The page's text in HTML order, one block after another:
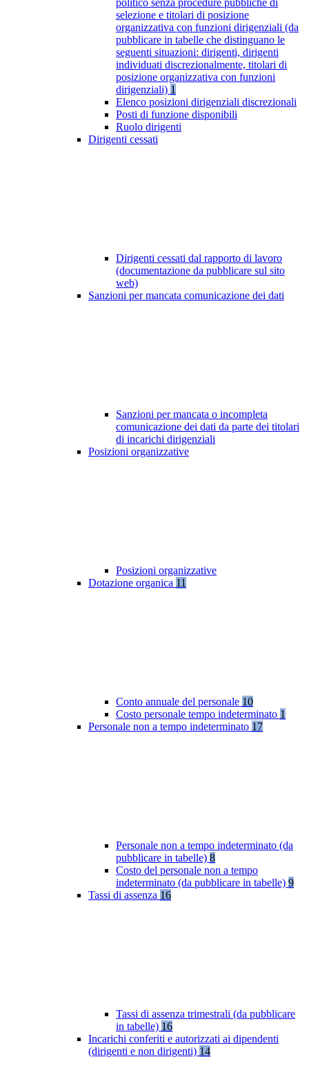
politico senza procedure pubbliche di
selezione e titolari di posizione
organizzativa con funzioni dirigenziali (da
pubblicare in tabelle che distinguano le
seguenti situazioni: dirigenti, dirigenti
individuati discrezionalmente, titolari di
posizione organizzativa con funzioni
dirigenziali) 1
Elenco posizioni dirigenziali discrezionali
Posti di funzione disponibili
Ruolo dirigenti
Dirigenti cessati
Dirigenti cessati dal rapporto di lavoro
(documentazione da pubblicare sul sito
web)
Sanzioni per mancata comunicazione dei dati
Sanzioni per mancata o incompleta
comunicazione dei dati da parte dei titolari
di incarichi dirigenziali
Posizioni organizzative
Posizioni organizzative
Dotazione organica 11
Conto annuale del personale 10
Costo personale tempo indeterminato 1
Personale non a tempo indeterminato 17
Personale non a tempo indeterminato (da
pubblicare in tabelle) 8
Costo del personale non a tempo
indeterminato (da pubblicare in tabelle) 9
Tassi di assenza 16
Tassi di assenza trimestrali (da pubblicare
in tabelle) 16
Incarichi conferiti e autorizzati ai dipendenti
(dirigenti e non dirigenti) 14